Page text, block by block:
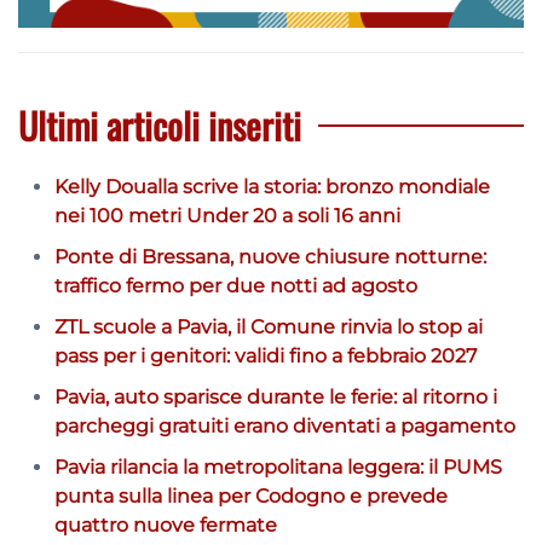
Ultimi articoli inseriti
Kelly Doualla scrive la storia: bronzo mondiale
nei 100 metri Under 20 a soli 16 anni
Ponte di Bressana, nuove chiusure notturne:
traffico fermo per due notti ad agosto
ZTL scuole a Pavia, il Comune rinvia lo stop ai
pass per i genitori: validi fino a febbraio 2027
Pavia, auto sparisce durante le ferie: al ritorno i
parcheggi gratuiti erano diventati a pagamento
Pavia rilancia la metropolitana leggera: il PUMS
punta sulla linea per Codogno e prevede
quattro nuove fermate